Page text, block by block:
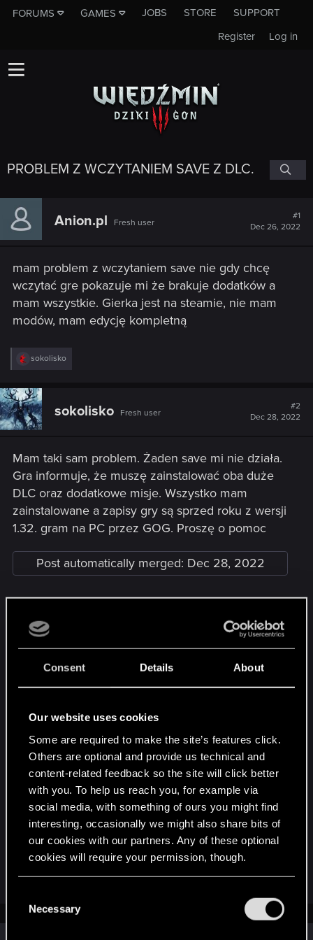
Consent Details About
Our website uses cookies
Some are required to make the site’s features click.
Others are optional and provide us technical and
content-related feedback so the site will click better
with you. To help us reach you, for example via
social media, with something of ours you might find
interesting, occasionally we might also share bits of
our cookies with our partners. Any of these optional
cookies will require your permission, though.
and tweak your preferences regarding them in the
Necessary
FORUMS GAMES JOBS STORE
SUPPORT
Log in
Register
PROBLEM Z WCZYTANIEM SAVE Z DLC.
Anion.pl Fresh user
#1
Dec 26, 2022
mam problem z wczytaniem save nie gdy chcę
wczytać gre pokazuje mi że brakuje dodatków a
mam wszystkie. Gierka jest na steamie, nie mam
modów, mam edycję kompletną
R
e
c
t
i
o
:
sokolisko
sokolisko Fresh user
#2
Dec 28, 2022
Mam taki sam problem. Żaden save mi nie działa.
Gra informuje, że muszę zainstalować oba duże
DLC oraz dodatkowe misje. Wszystko mam
zainstalowane a zapisy gry są sprzed roku z wersji
1.32. gram na PC przez GOG. Proszę o pomoc
Post automatically merged: Dec 28, 2022
ręcznie DLC do gry mam taki komunikat:
Wersja mojej gry to 4.00 hotfix 2